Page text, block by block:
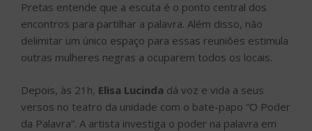
Pretas entende que a escuta é o ponto central dos
encontros para partilhar a palavra. Além disso, não
delimitar um único espaço para essas reuniões estimula
outras mulheres negras a ocuparem todos os locais.
Depois, às 21h, Elisa Lucinda dá voz e vida a seus
versos no teatro da unidade com o bate-papo “O Poder
da Palavra”. A artista investiga o poder na palavra em